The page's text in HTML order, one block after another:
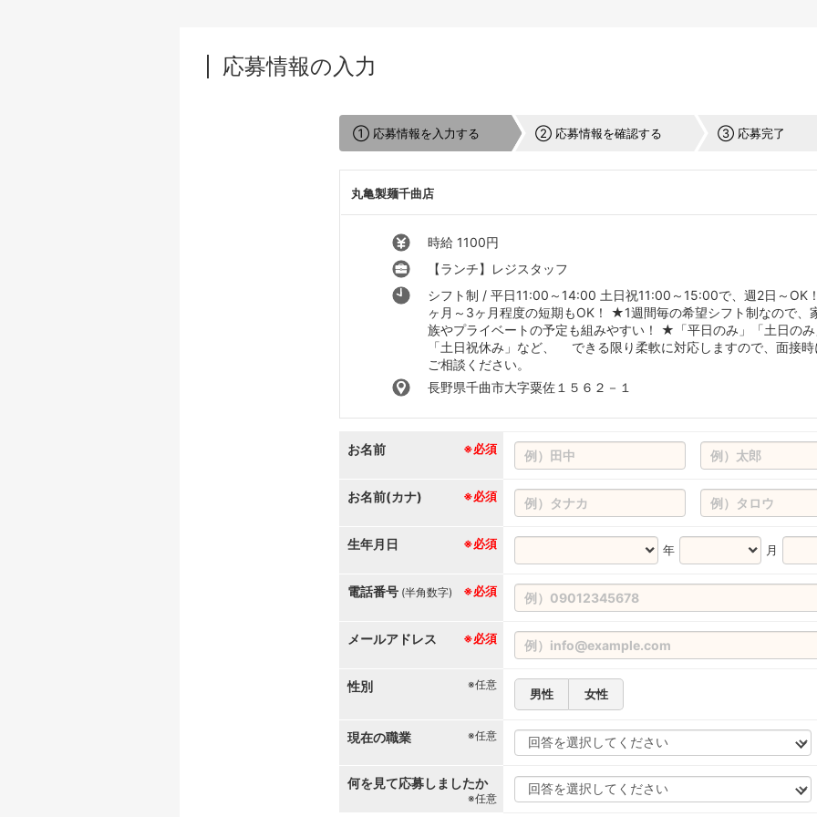
応募情報の入力
① 応募情報を入力する ② 応募情報を確認する ③ 応募完了
丸亀製麺千曲店
時給 1100円
【ランチ】レジスタッフ
シフト制 / 平日11:00～14:00 土日祝11:00～15:00で、週2日～OK
ヶ月～3ヶ月程度の短期もOK！ ★1週間毎の希望シフト制なので、
族やプライベートの予定も組みやすい！ ★「平日のみ」「土日の
「土日祝休み」など、 できる限り柔軟に対応しますので、面接時
ご相談ください。
長野県千曲市大字粟佐１５６２－１
お名前 ※必須
お名前(カナ) ※必須
生年月日 ※必須 年 月
電話番号 ※必須
(半角数字)
メールアドレス ※必須
性別 ※任意
男性 女性
現在の職業 ※任意
何を見て応募しましたか
※任意